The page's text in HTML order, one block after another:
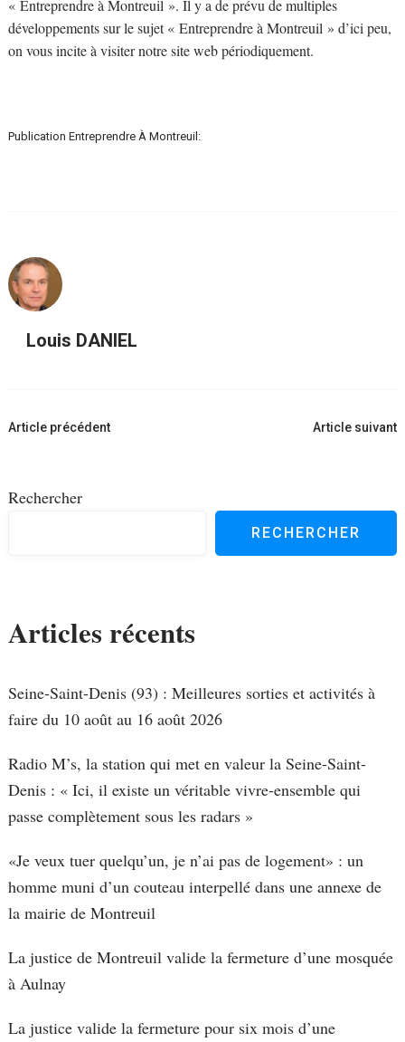
« Entreprendre à Montreuil ». Il y a de prévu de multiples
développements sur le sujet « Entreprendre à Montreuil » d’ici peu,
on vous incite à visiter notre site web périodiquement.
Publication Entreprendre À Montreuil:
Louis DANIEL
Navigation
Article précédent Article suivant
Rechercher
RECHERCHER
Articles récents
Seine-Saint-Denis (93) : Meilleures sorties et activités à
faire du 10 août au 16 août 2026
Radio M’s, la station qui met en valeur la Seine-Saint-
Denis : « Ici, il existe un véritable vivre-ensemble qui
passe complètement sous les radars »
«Je veux tuer quelqu’un, je n’ai pas de logement» : un
homme muni d’un couteau interpellé dans une annexe de
la mairie de Montreuil
La justice de Montreuil valide la fermeture d’une mosquée
à Aulnay
La justice valide la fermeture pour six mois d’une